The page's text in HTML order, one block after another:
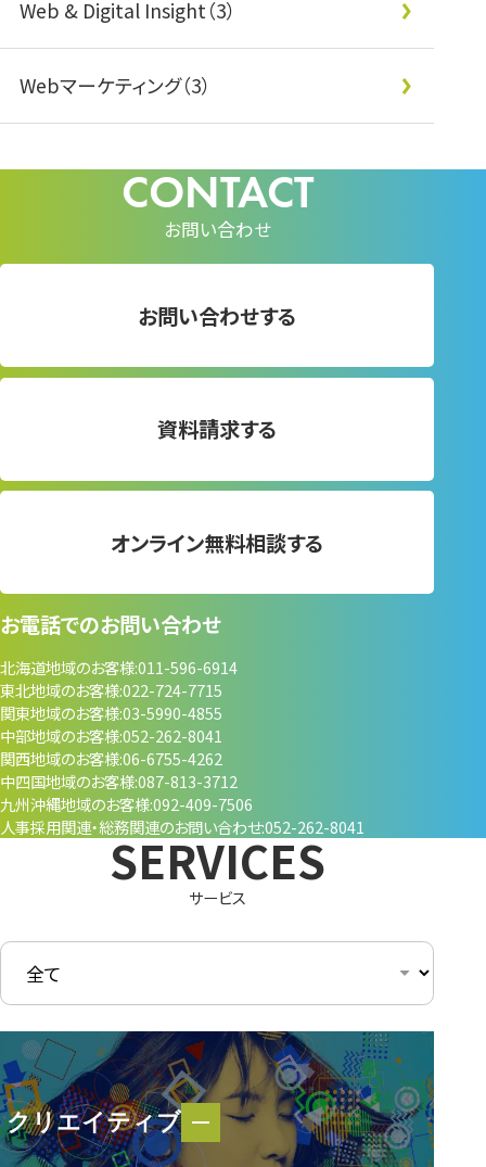
Web & Digital Insight（3）
Webマーケティング（3）
お問い合わせ
お問い合わせする
資料請求する
オンライン無料相談する
お電話でのお問い合わせ
北海道地域のお客様011-596-6914
東北地域のお客様022-724-7715
関東地域のお客様03-5990-4855
中部地域のお客様052-262-8041
関西地域のお客様06-6755-4262
中四国地域のお客様087-813-3712
九州沖縄地域のお客様092-409-7506
人事採用関連・総務関連のお問い合わせ052-262-8041
サービス
クリエイティブ
クリエイティブ